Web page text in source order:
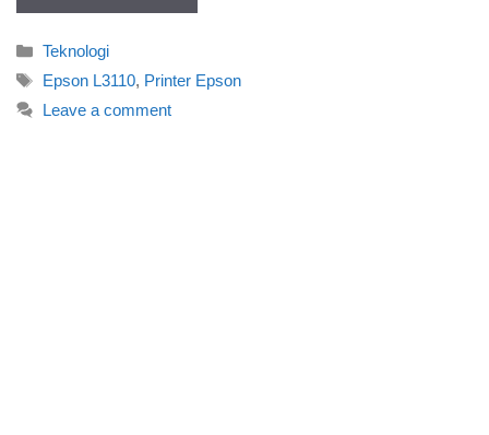
Categories
Teknologi
Tags
Epson L3110, Printer Epson
Leave a comment